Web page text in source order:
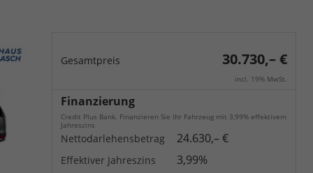
Gesamtpreis 30.730,– €
incl. 19% MwSt.
Finanzierung
Credit Plus Bank. Finanzieren Sie Ihr Fahrzeug mit 3,99% effektivem
Jahreszins
Nettodarlehensbetrag 24.630,– €
Effektiver Jahreszins 3,99%